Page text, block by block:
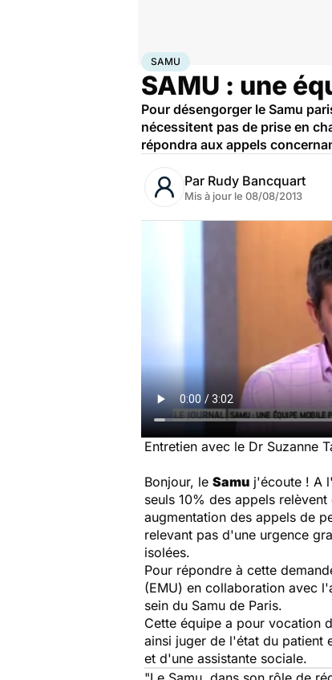
AccueilSanté
SAMU
SAMU : une
Pour désengorger le Samu
nécessitent pas de prise en
répondra aux appels
Par Rudy Bancquart
Mis à jour le 08/08/2013
Entretien avec le Dr Suzanne
Bonjour, le Samu j'écoute ! A
seuls 10% des appels
augmentation des appels de
relevant pas d'une urgence
isolées.
Pour répondre à cette
(EMU) en collaboration avec
sein du Samu de Paris.
Cette équipe a pour vocation
ainsi juger de l'état du patient
et d'une assistante sociale.